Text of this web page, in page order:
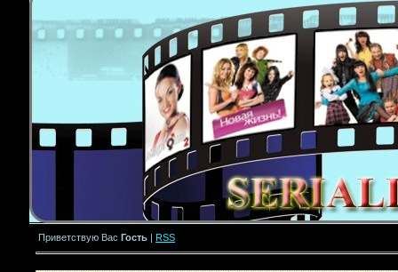
Приветствую Вас Гость | RSS